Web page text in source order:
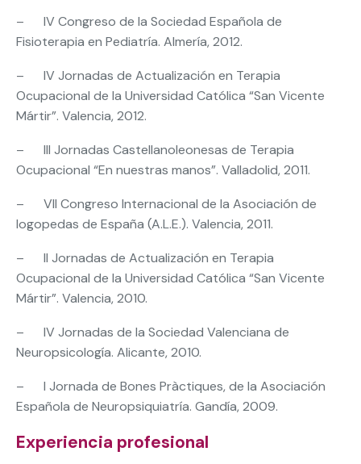
– IV Congreso de la Sociedad Española de
Fisioterapia en Pediatría. Almería, 2012.
– IV Jornadas de Actualización en Terapia
Ocupacional de la Universidad Católica “San Vicente
Mártir”. Valencia, 2012.
– III Jornadas Castellanoleonesas de Terapia
Ocupacional “En nuestras manos”. Valladolid, 2011.
– VII Congreso Internacional de la Asociación de
logopedas de España (A.L.E.). Valencia, 2011.
– II Jornadas de Actualización en Terapia
Ocupacional de la Universidad Católica “San Vicente
Mártir”. Valencia, 2010.
– IV Jornadas de la Sociedad Valenciana de
Neuropsicología. Alicante, 2010.
– I Jornada de Bones Pràctiques, de la Asociación
Española de Neuropsiquiatría. Gandía, 2009.
Experiencia profesional